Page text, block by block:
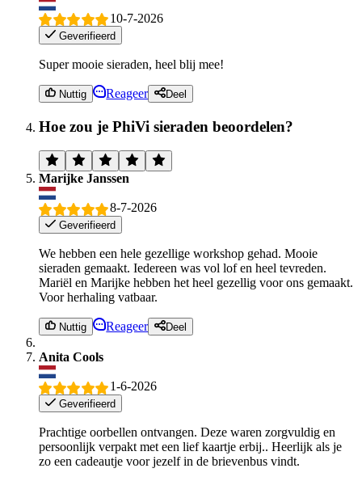
10-7-2026
Geverifieerd
Super mooie sieraden, heel blij mee!
Nuttig Reageer Deel
Hoe zou je PhiVi sieraden beoordelen?
Marijke Janssen
8-7-2026
Geverifieerd
We hebben een hele gezellige workshop gehad. Mooie
sieraden gemaakt. Iedereen was vol lof en heel tevreden.
Mariël en Marijke hebben het heel gezellig voor ons gemaakt.
Voor herhaling vatbaar.
Nuttig Reageer Deel
Anita Cools
1-6-2026
Geverifieerd
Prachtige oorbellen ontvangen. Deze waren zorgvuldig en
persoonlijk verpakt met een lief kaartje erbij.. Heerlijk als je
zo een cadeautje voor jezelf in de brievenbus vindt.